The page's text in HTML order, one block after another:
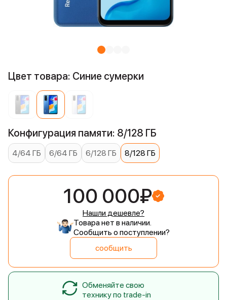
Цвет товара: Синие сумерки
Конфигурация памяти: 8/128 ГБ
4/64 ГБ 6/64 ГБ 6/128 ГБ 8/128 ГБ
100 000₽
Нашли дешевле?
Товара нет в наличии.
Сообщить о поступлении?
сообщить
Обменяйте свою
технику по trade-in